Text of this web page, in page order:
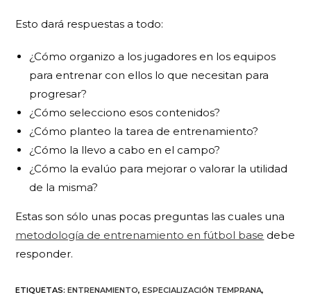
Esto dará respuestas a todo:
¿Cómo organizo a los jugadores en los equipos
para entrenar con ellos lo que necesitan para
progresar?
¿Cómo selecciono esos contenidos?
¿Cómo planteo la tarea de entrenamiento?
¿Cómo la llevo a cabo en el campo?
¿Cómo la evalúo para mejorar o valorar la utilidad
de la misma?
Estas son sólo unas pocas preguntas las cuales una
metodología de entrenamiento en fútbol base debe
responder.
ETIQUETAS:ENTRENAMIENTO, ESPECIALIZACIÓN TEMPRANA,